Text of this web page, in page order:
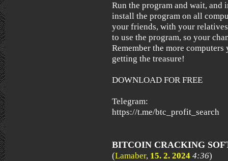
Run the program and wait, and
install the program on all
your friends, with your
to use the program, so your
Remember the more
getting the treasure!
DOWNLOAD FOR FREE
Telegram:
https://t.me/btc_profit_search
BITCOIN CRACKING
(Lamaber, 15. 2. 2024 4:36)